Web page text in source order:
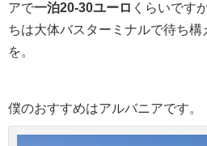
アで一泊20-30ユーロ くらいです
ちは大体バスターミナルで待ち
を。
僕のおすすめはアルバニアです。